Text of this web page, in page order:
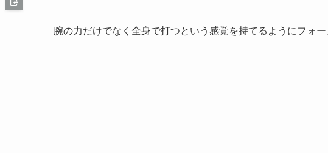
腕の力だけでなく全身で打つという感覚を持てるようにフォー